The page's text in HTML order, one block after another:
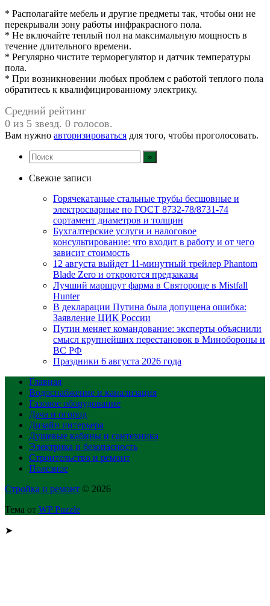
* Располагайте мебель и другие предметы так, чтобы они не
перекрывали зону работы инфракрасного пола.
* Не включайте теплый пол на максимальную мощность в
течение длительного времени.
* Регулярно чистите терморегулятор и датчик температуры
пола.
* При возникновении любых проблем с работой теплого пола
обратитесь к квалифицированному электрику.
Средний рейтинг
0 из 5 звезд. 0 голосов.
Вам нужно авторизироваться для того, чтобы проголосовать.
Свежие записи
Горячекатаные стальные трубы бесшовные и
электросварные по ГОСТ 8732-78/8731-74
сортамент диаметров и толщин
Бухгалтерские услуги и налоговое
консультирование: что входит в работу и от чего
зависит стоимость
12 августа выйдет 11-минутный трейлер Phantom
Blade Zero и откроются предзаказы
Лучший маршрут фарма в Святороще в Mistfall
Hunter
В декларации Путина была допущена ошибка:
Заявление ЦИК России
Путин меняет командование: эксперты объяснили
смысл крупнейших перестановок в Минобороны и
ВС РФ
Праздники 6 августа 2026 года
Главная
Водоснабжение и канализация
Газовое оборудование
Дача и огород
Дизайн интерьера
Душевые кабины и сантехника
Электрика и безопасность
Строительство и ремонт
Полезное
Стройка и ремонт © 2026
Тема от WP Puzzle
➤